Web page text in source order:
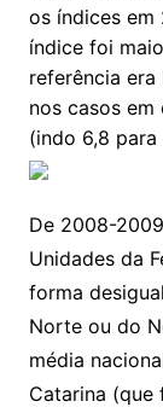
os índices
índice foi
referência
nos casos em
(indo 6,8 para
De 2008-
Unidades da
forma
Norte ou do
média
Catarina